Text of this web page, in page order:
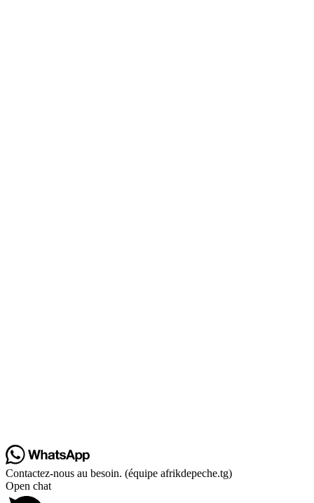
Contactez-nous au besoin. (équipe afrikdepeche.tg)
Open chat